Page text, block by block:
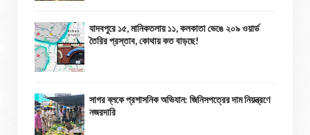
যাদবপুরে ১৫, মানিকতলায় ১১, কলকাতা ভেঙে ২০৯ ওয়ার্ড
তৈরির প্রস্তাব, কোথায় কত বাড়ছে!
সাগর ব্লকে প্রশাসনিক অভিযান: জিনিসপত্রের দাম নিয়ন্ত্রণে
নজরদারি